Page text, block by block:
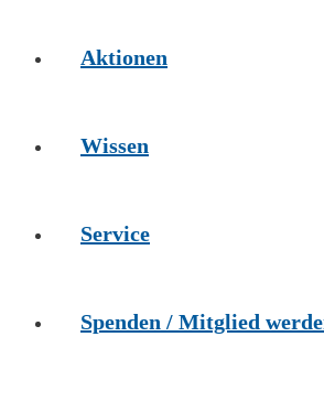
Aktionen
Wissen
Service
Spenden / Mitglied